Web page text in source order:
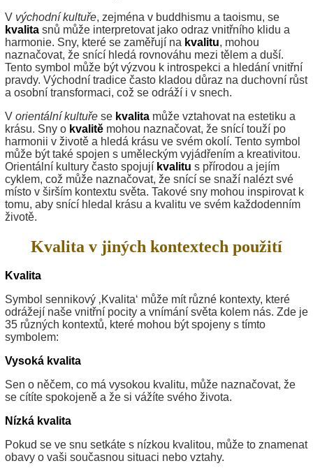
V východní kultuře, zejména v buddhismu a taoismu, se
kvalita snů může interpretovat jako odraz vnitřního klidu a
harmonie. Sny, které se zaměřují na kvalitu, mohou
naznačovat, že snící hledá rovnováhu mezi tělem a duší.
Tento symbol může být výzvou k introspekci a hledání vnitřní
pravdy. Východní tradice často kladou důraz na duchovní růst
a osobní transformaci, což se odráží i v snech.
V orientální kultuře se kvalita může vztahovat na estetiku a
krásu. Sny o kvalitě mohou naznačovat, že snící touží po
harmonii v životě a hledá krásu ve svém okolí. Tento symbol
může být také spojen s uměleckým vyjádřením a kreativitou.
Orientální kultury často spojují kvalitu s přírodou a jejím
cyklem, což může naznačovat, že snící se snaží nalézt své
místo v širším kontextu světa. Takové sny mohou inspirovat k
tomu, aby snící hledal krásu a kvalitu ve svém každodenním
životě.
Kvalita v jiných kontextech použití
Kvalita
Symbol sennikový ‚Kvalita‘ může mít různé kontexty, které
odrážejí naše vnitřní pocity a vnímání světa kolem nás. Zde je
35 různých kontextů, které mohou být spojeny s tímto
symbolem:
Vysoká kvalita
Sen o něčem, co má vysokou kvalitu, může naznačovat, že
se cítíte spokojeně a že si vážíte svého života.
Nízká kvalita
Pokud se ve snu setkáte s nízkou kvalitou, může to znamenat
obavy o vaši současnou situaci nebo vztahy.